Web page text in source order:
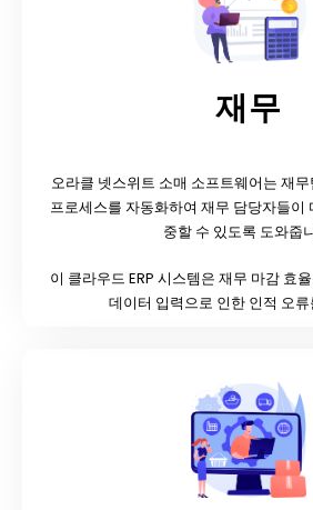
재무
오라클 넷스위트 소매 소프트웨어는 재
프로세스를 자동화하여 재무 담당자들이
중할 수 있도록 도와줍
이 클라우드 ERP 시스템은 재무 마감 효
데이터 입력으로 인한 인적 오